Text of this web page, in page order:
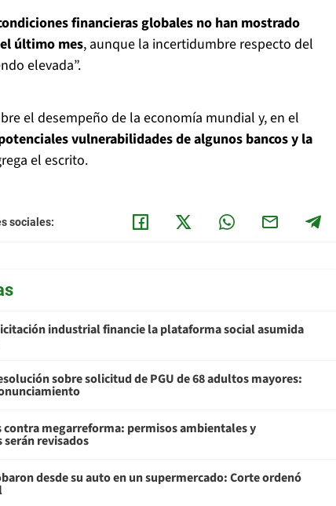
financieras globales no han mostrado
último mes, aunque la incertidumbre respecto del
elevada”.
el desempeño de la economía mundial y, en el
vulnerabilidades de algunos bancos y la
el escrito.
sociales:
industrial financie la plataforma social asumida
sobre solicitud de PGU de 68 adultos mayores:
megarreforma: permisos ambientales y
serán revisados
desde su auto en un supermercado: Corte ordenó